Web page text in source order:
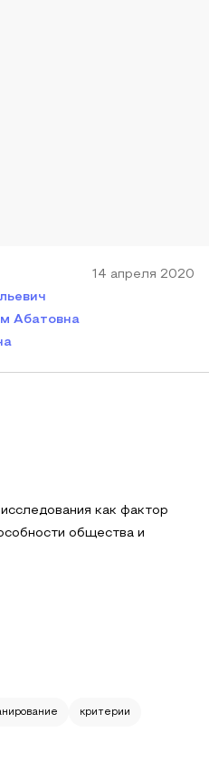
Абатовна
14 апреля 2020
как фактор
общества и
критерии